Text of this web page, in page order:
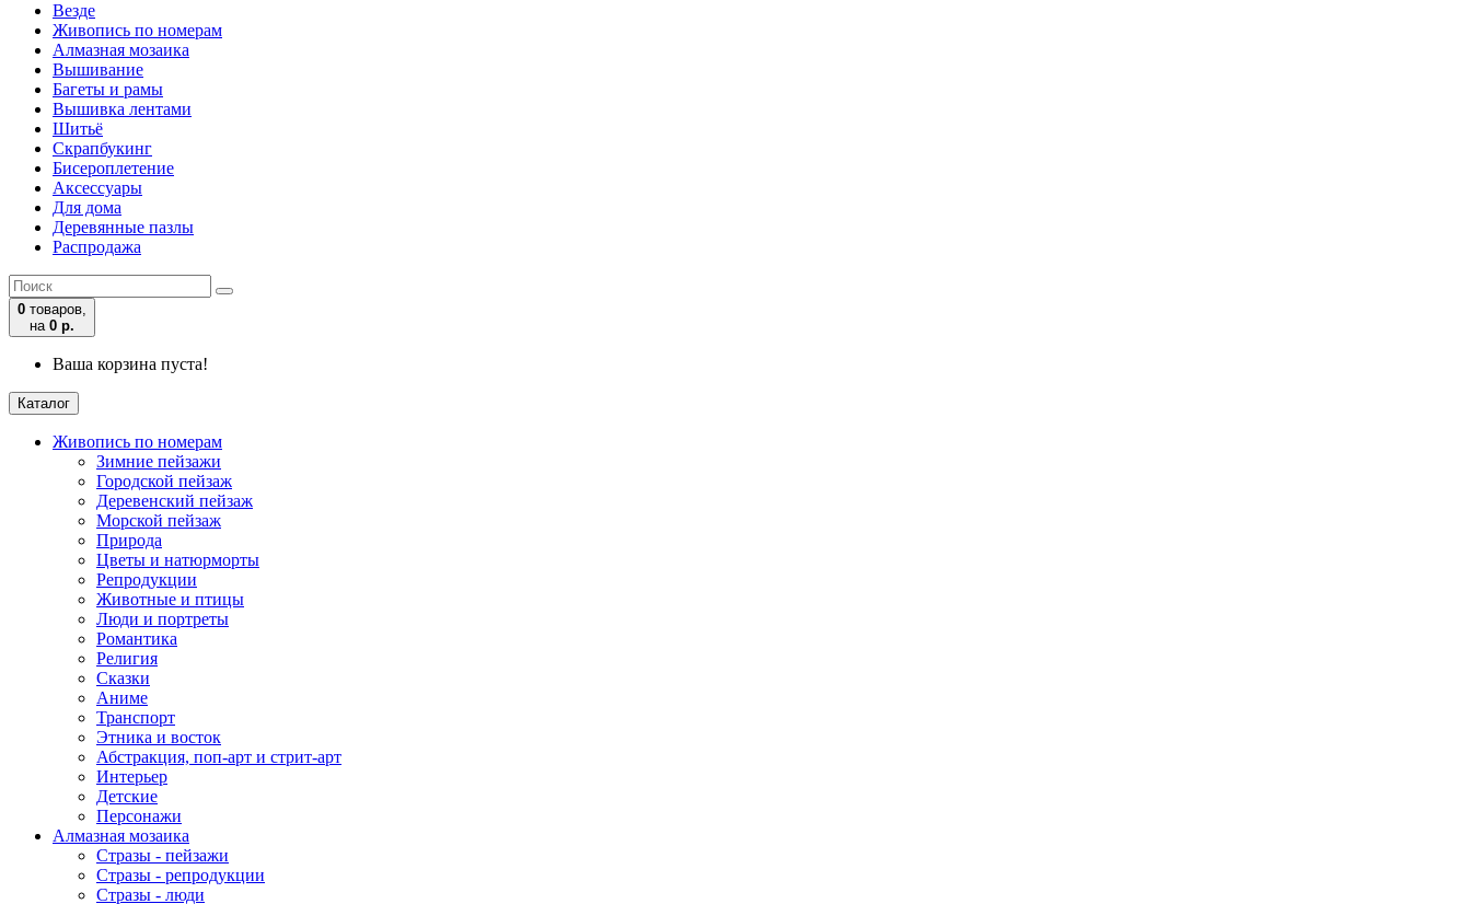
Везде
Живопись по номерам
Алмазная мозаика
Вышивание
Багеты и рамы
Вышивка лентами
Шитьё
Скрапбукинг
Бисероплетение
Аксессуары
Для дома
Деревянные пазлы
Распродажа
0 товаров,
на 0 р.
Ваша корзина пуста!
Каталог
Живопись по номерам
Зимние пейзажи
Городской пейзаж
Деревенский пейзаж
Морской пейзаж
Природа
Цветы и натюрморты
Репродукции
Животные и птицы
Люди и портреты
Романтика
Религия
Сказки
Аниме
Транспорт
Этника и восток
Абстракция, поп-арт и стрит-арт
Интерьер
Детские
Персонажи
Алмазная мозаика
Стразы - пейзажи
Стразы - репродукции
Стразы - люди